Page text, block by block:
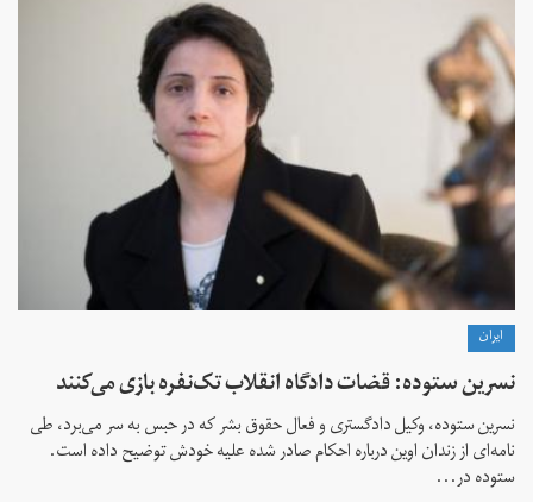
ايران
نسرین ستوده: قضات دادگاه انقلاب تک‌نفره بازی می‌کنند
نسرین ستوده، وکیل دادگستری و فعال حقوق بشر که در حبس به سر می‌‌برد، طی
نامه‌ای از زندان اوین درباره احکام صادر شده علیه خودش توضیح داده است.
ستوده در...